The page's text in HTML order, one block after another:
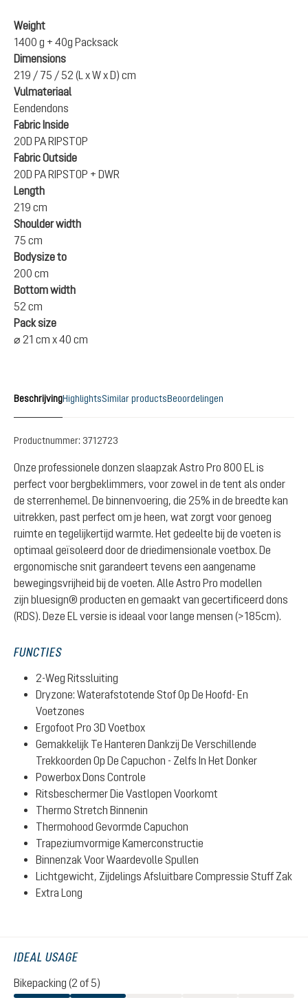
Weight
1400 g + 40g Packsack
Dimensions
219 / 75 / 52 (L x W x D) cm
Vulmateriaal
Eendendons
Fabric Inside
20D PA RIPSTOP
Fabric Outside
20D PA RIPSTOP + DWR
Length
219 cm
Shoulder width
75 cm
Bodysize to
200 cm
Bottom width
52 cm
Pack size
⌀ 21 cm x 40 cm
BeschrijvingHighlightsSimilar productsBeoordelingen
Productnummer: 3712723
Onze professionele donzen slaapzak Astro Pro 800 EL is
perfect voor bergbeklimmers, voor zowel in de tent als onder
de sterrenhemel. De binnenvoering, die 25% in de breedte kan
uitrekken, past perfect om je heen, wat zorgt voor genoeg
ruimte en tegelijkertijd warmte. Het gedeelte bij de voeten is
optimaal geïsoleerd door de driedimensionale voetbox. De
ergonomische snit garandeert tevens een aangename
bewegingsvrijheid bij de voeten. Alle Astro Pro modellen
zijn bluesign® producten en gemaakt van gecertificeerd dons
(RDS). Deze EL versie is ideaal voor lange mensen (>185cm).
FUNCTIES
2-Weg Ritssluiting
Dryzone: Waterafstotende Stof Op De Hoofd- En
Voetzones
Ergofoot Pro 3D Voetbox
Gemakkelijk Te Hanteren Dankzij De Verschillende
Trekkoorden Op De Capuchon - Zelfs In Het Donker
Powerbox Dons Controle
Ritsbeschermer Die Vastlopen Voorkomt
Thermo Stretch Binnenin
Thermohood Gevormde Capuchon
Trapeziumvormige Kamerconstructie
Binnenzak Voor Waardevolle Spullen
Lichtgewicht, Zijdelings Afsluitbare Compressie Stuff Zak
Extra Long
IDEAL USAGE
Bikepacking (2 of 5)